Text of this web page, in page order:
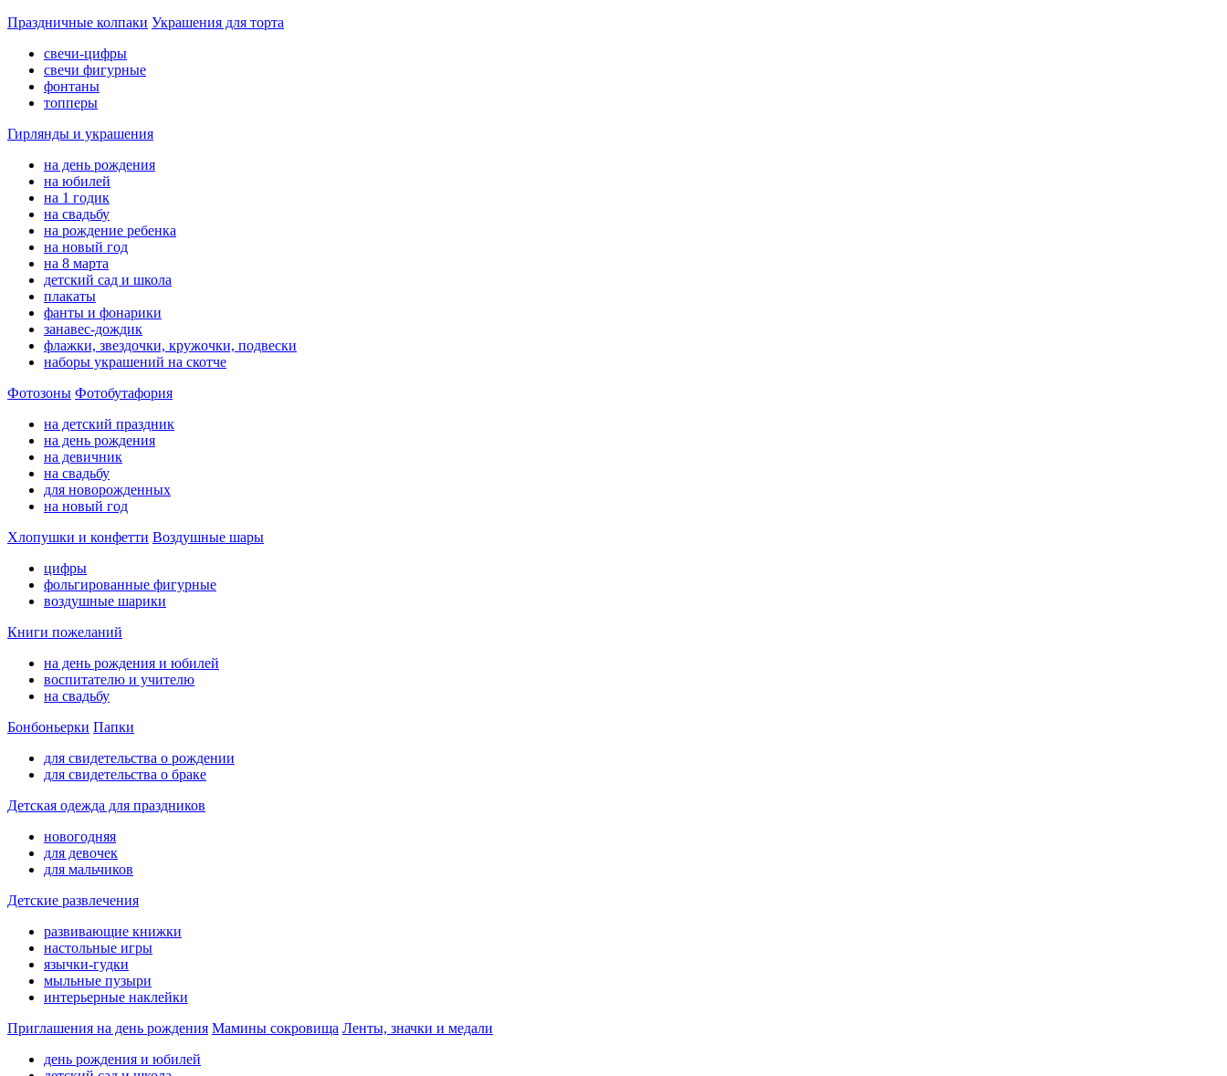
Праздничные колпаки Украшения для торта
свечи-цифры
свечи фигурные
фонтаны
топперы
Гирлянды и украшения
на день рождения
на юбилей
на 1 годик
на свадьбу
на рождение ребенка
на новый год
на 8 марта
детский сад и школа
плакаты
фанты и фонарики
занавес-дождик
флажки, звездочки, кружочки, подвески
наборы украшений на скотче
Фотозоны Фотобутафория
на детский праздник
на день рождения
на девичник
на свадьбу
для новорожденных
на новый год
Хлопушки и конфетти Воздушные шары
цифры
фольгированные фигурные
воздушные шарики
Книги пожеланий
на день рождения и юбилей
воспитателю и учителю
на свадьбу
Бонбоньерки Папки
для свидетельства о рождении
для свидетельства о браке
Детская одежда для праздников
новогодняя
для девочек
для мальчиков
Детские развлечения
развивающие книжки
настольные игры
язычки-гудки
мыльные пузыри
интерьерные наклейки
Приглашения на день рождения Мамины сокровища Ленты, значки и медали
день рождения и юбилей